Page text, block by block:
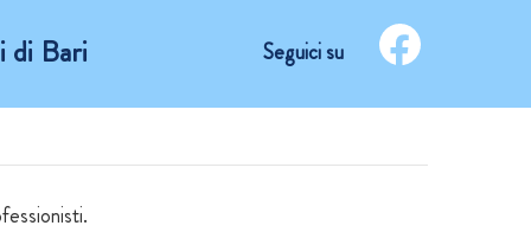
di Bari Seguici su